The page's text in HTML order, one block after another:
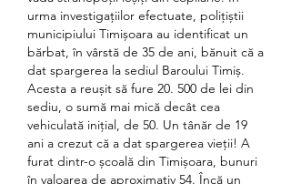
urma investigațiilor efectuate, polițiștii
municipiului Timișoara au identificat un
bărbat, în vârstă de 35 de ani, bănuit că a
dat spargerea la sediul Baroului Timiș.
Acesta a reușit să fure 20. 500 de lei din
sediu, o sumă mai mică decât cea
vehiculată inițial, de 50. Un tânăr de 19
ani a crezut că a dat spargerea vieții! A
furat dintr-o școală din Timișoara, bunuri
în valoarea de aproximativ 54. Încă un